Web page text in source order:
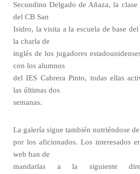
Secundino Delgado de Añaza, la
del CB San
Isidro, la visita a la escuela de base
la charla de
inglés de los jugadores
con los alumnos
del IES Cabrera Pinto, todas ellas
las últimas dos
semanas.
La galería sigue también nutriéndose
por los aficionados. Los interesados
web han de
mandarlas a la siguiente